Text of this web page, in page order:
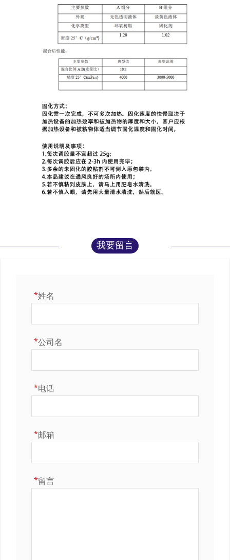
我要留言
姓名
*
公司名
*
电话
*
邮箱
*
留言
*